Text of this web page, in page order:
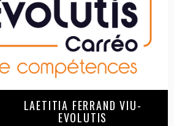
LAETITIA FERRAND VIU-
EVOLUTIS